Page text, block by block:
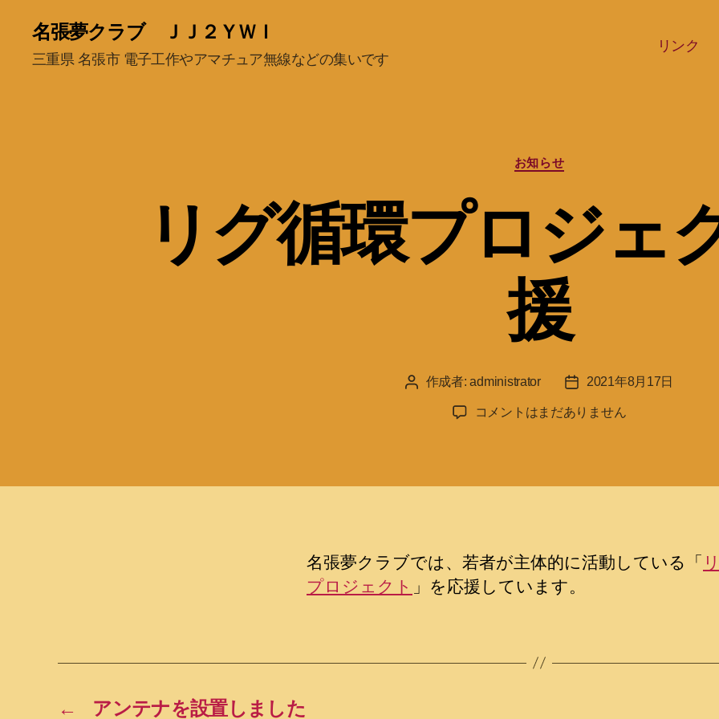
名張夢クラブ ＪＪ２ＹＷＩ
三重県 名張市 電子工作やアマチュア無線などの集いです
リンク
カ
テ
ー
お知らせ
リグ循環プロジェ
援
投 作成者:administrator
投
日
2021年8月17日
リ
プ
ク
ト
へ
コメントはまだありません
名張夢クラブでは、若者が主体的に活動している「
プロジェクト 」を応援しています。
← アンテナを設置しました